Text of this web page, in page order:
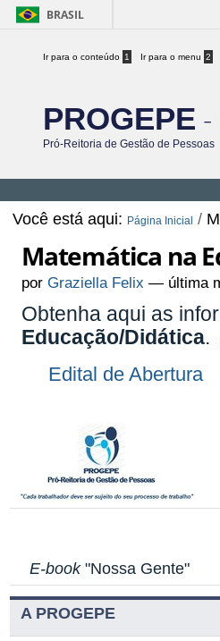
BRASIL
Ir para o conteúdo 1 Ir para o menu 2
PROGEPE -
Pró-Reitoria de Gestão de Pessoas
Você está aqui: Página Inicial /
Matemática na
porGraziella Felix — última
Obtenha aqui as
Educação/Didática.
Edital de Abertura
E-book"Nossa Gente"
A PROGEPE